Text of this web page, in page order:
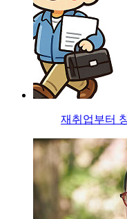
재취업부터